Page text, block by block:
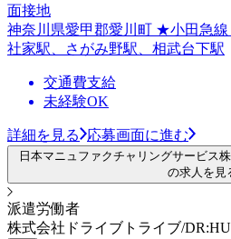
面接地
神奈川県愛甲郡愛川町 ★小田急線
社家駅、さがみ野駅、相武台下駅
交通費支給
未経験OK
詳細を見る 応募画面に進む
日本マニュファクチャリングサービス
の求人を見
派遣労働者
株式会社ドライブトライブ/